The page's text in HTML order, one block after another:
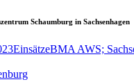
Schaumburg in Sachsenhagen
Kategorien
EinsätzeSchlagwörter
BMA AWS;